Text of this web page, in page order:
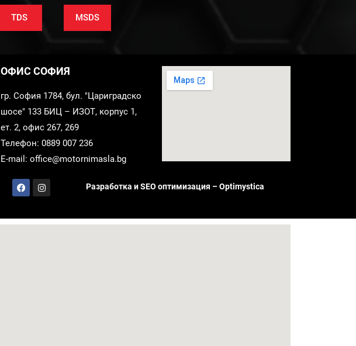
TDS MSDS
ОФИС СОФИЯ
гр. София 1784, бул. "Цариградско
шосе" 133 БИЦ – ИЗОТ, корпус 1,
ет. 2, офис 267, 269
Телефон: 0889 007 236
E-mail: office@motornimasla.bg
Разработка и SEO оптимизация – Optimystica